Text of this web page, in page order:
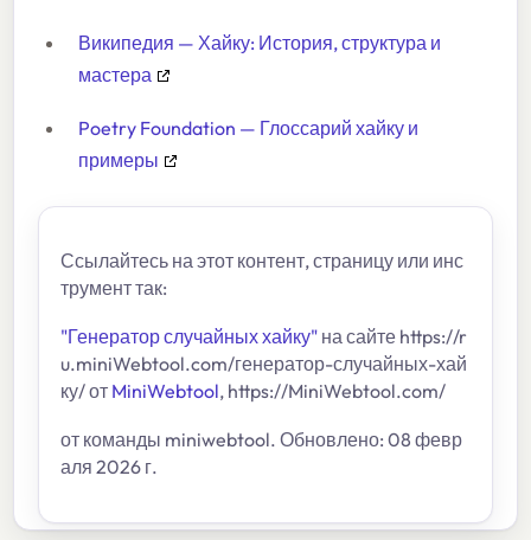
Википедия — Хайку: История, структура и
мастера
Poetry Foundation — Глоссарий хайку и
примеры
Ссылайтесь на этот контент, страницу или инс
трумент так:
"Генератор случайных хайку" на сайте https://r
u.miniWebtool.com/генератор-случайных-хай
ку/ от MiniWebtool, https://MiniWebtool.com/
от команды miniwebtool. Обновлено: 08 февр
аля 2026 г.